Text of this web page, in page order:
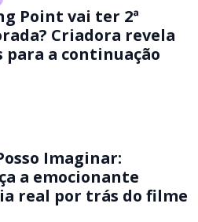
Point vai ter 2ª
Criadora revela
para a continuação
Imaginar:
a emocionante
real por trás do filme